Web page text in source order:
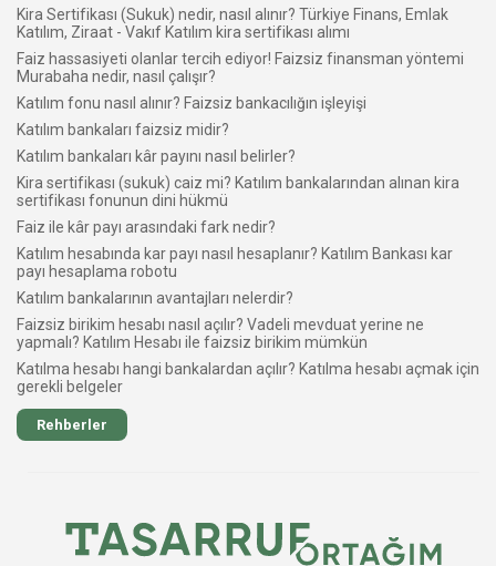
Kira Sertifikası (Sukuk) nedir, nasıl alınır? Türkiye Finans, Emlak
Katılım, Ziraat - Vakıf Katılım kira sertifikası alımı
Faiz hassasiyeti olanlar tercih ediyor! Faizsiz finansman yöntemi
Murabaha nedir, nasıl çalışır?
Katılım fonu nasıl alınır? Faizsiz bankacılığın işleyişi
Katılım bankaları faizsiz midir?
Katılım bankaları kâr payını nasıl belirler?
Kira sertifikası (sukuk) caiz mi? Katılım bankalarından alınan kira
sertifikası fonunun dini hükmü
Faiz ile kâr payı arasındaki fark nedir?
Katılım hesabında kar payı nasıl hesaplanır? Katılım Bankası kar
payı hesaplama robotu
Katılım bankalarının avantajları nelerdir?
Faizsiz birikim hesabı nasıl açılır? Vadeli mevduat yerine ne
yapmalı? Katılım Hesabı ile faizsiz birikim mümkün
Katılma hesabı hangi bankalardan açılır? Katılma hesabı açmak için
gerekli belgeler
Rehberler